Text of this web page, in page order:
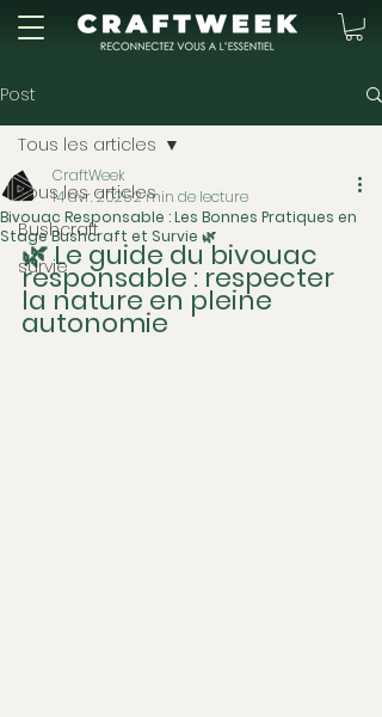
Post
Tous les articles
Bushcraft
survie
Tous les articles
Bivouac Responsable : Les Bonnes Pratiques en
Stage Bushcraft et Survie 🌿
CraftWeek
14 avr. 20252 min de lecture
🌿 Le guide du bivouac
responsable : respecter
la nature en pleine
autonomie